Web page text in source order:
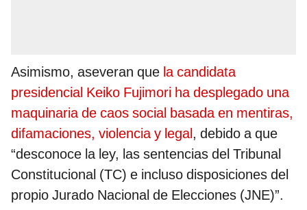
Asimismo, aseveran que la candidata
presidencial Keiko Fujimori ha desplegado una
maquinaria de caos social basada en mentiras,
difamaciones, violencia y legal, debido a que
“desconoce la ley, las sentencias del Tribunal
Constitucional (TC) e incluso disposiciones del
propio Jurado Nacional de Elecciones (JNE)”.